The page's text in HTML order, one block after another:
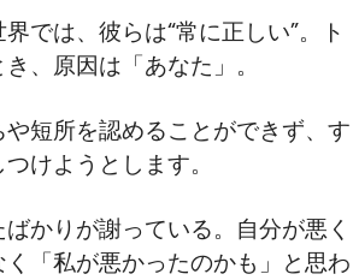
では、彼らは“常に正しい”。ト
、原因は「あなた」。
短所を認めることができず、す
けようとします。
かりが謝っている。自分が悪く
「私が悪かったのかも」と思わ